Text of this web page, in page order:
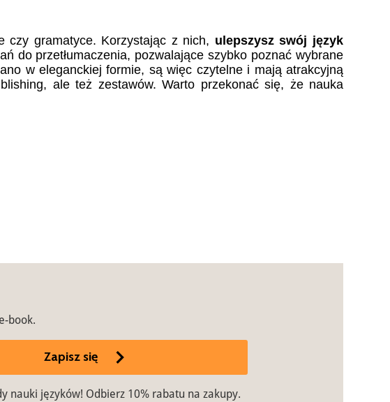
czy gramatyce. Korzystając z nich, ulepszysz swój język
do przetłumaczenia, pozwalające szybko poznać wybrane
w eleganckiej formie, są więc czytelne i mają atrakcyjną
ale też zestawów. Warto przekonać się, że nauka
book.
Zapisz się
nauki języków! Odbierz 10% rabatu na zakupy.